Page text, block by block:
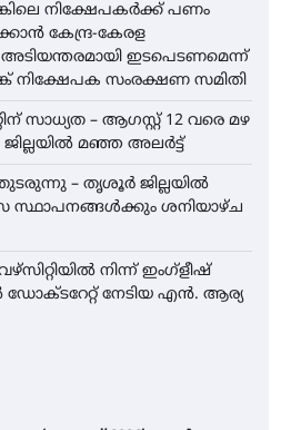
നിക്ഷേപകർക്ക് പണം
കേന്ദ്ര-കേരള
ഇടപെടണമെന്ന്
നിക്ഷേപക സംരക്ഷണ സമിതി
സാധ്യത – ആഗസ്റ്റ് 12 വരെ മഴ
മഞ്ഞ അലർട്ട്
– തൃശൂർ ജില്ലയിൽ
സ്ഥാപനങ്ങൾക്കും ശനിയാഴ്ച
നിന്ന് ഇംഗ്ളീഷ്
ഡോക്ടറേറ്റ് നേടിയ എൻ. ആര്യ